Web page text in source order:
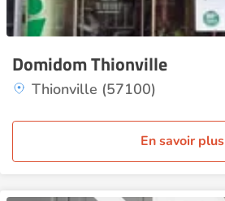
Domidom Thionville
Thionville (57100)
En savoir plus